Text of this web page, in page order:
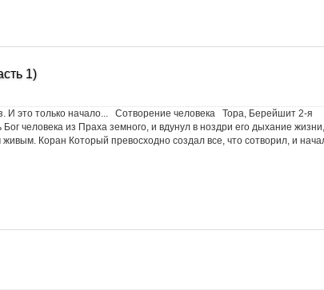
1)
И это только начало... Сотворение человека Тора, Берейшит 2-я
человека из Праха земного, и вдунул в ноздри его дыхание жизни,
живым. Коран Который превосходно создал все, что сотворил, и